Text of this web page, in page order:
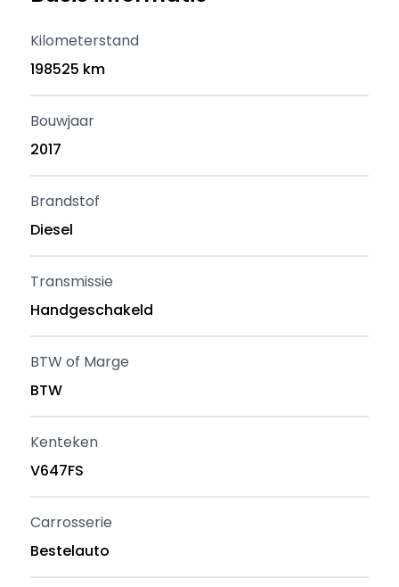
Kilometerstand
198525 km
Bouwjaar
2017
Brandstof
Diesel
Transmissie
Handgeschakeld
BTW of Marge
BTW
Kenteken
V647FS
Carrosserie
Bestelauto